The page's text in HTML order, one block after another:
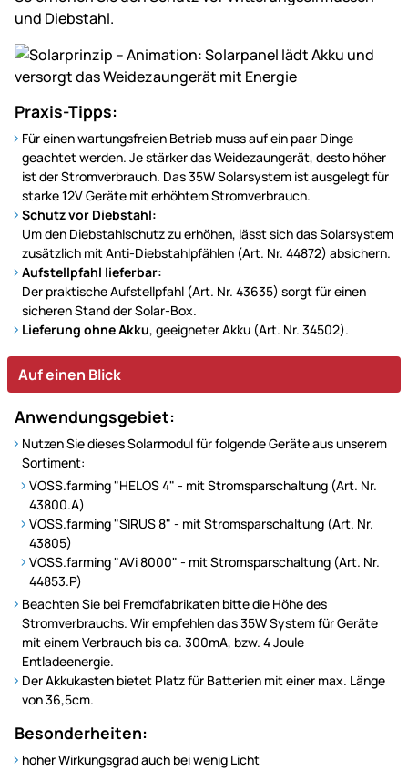
und Diebstahl.
Praxis-Tipps:
Für einen wartungsfreien Betrieb muss auf ein paar Dinge
geachtet werden. Je stärker das Weidezaungerät, desto höher
ist der Stromverbrauch. Das 35W Solarsystem ist ausgelegt für
starke 12V Geräte mit erhöhtem Stromverbrauch.
Schutz vor Diebstahl:
Um den Diebstahlschutz zu erhöhen, lässt sich das Solarsystem
zusätzlich mit Anti-Diebstahlpfählen (Art. Nr. 44872) absichern.
Aufstellpfahl lieferbar:
Der praktische Aufstellpfahl (Art. Nr. 43635) sorgt für einen
sicheren Stand der Solar-Box.
Lieferung ohne Akku, geeigneter Akku (Art. Nr. 34502).
Auf einen Blick
Anwendungsgebiet:
Nutzen Sie dieses Solarmodul für folgende Geräte aus unserem
Sortiment:
VOSS.farming "HELOS 4" - mit Stromsparschaltung (Art. Nr.
43800.A)
VOSS.farming "SIRUS 8" - mit Stromsparschaltung (Art. Nr.
43805)
VOSS.farming "AVi 8000" - mit Stromsparschaltung (Art. Nr.
44853.P)
Beachten Sie bei Fremdfabrikaten bitte die Höhe des
Stromverbrauchs. Wir empfehlen das 35W System für Geräte
mit einem Verbrauch bis ca. 300mA, bzw. 4 Joule
Entladeenergie.
Der Akkukasten bietet Platz für Batterien mit einer max. Länge
von 36,5cm.
Besonderheiten:
hoher Wirkungsgrad auch bei wenig Licht